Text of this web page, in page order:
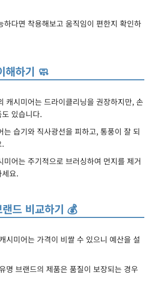
하다면 착용해보고 움직임이 편한지 확인하
해하기 🧼
캐시미어는 드라이클리닝을 권장하지만, 손
있습니다.
는 습기와 직사광선을 피하고, 통풍이 잘 되
.
미어는 주기적으로 브러싱하여 먼지를 제거
요.
드 비교하기 💰
시미어는 가격이 비쌀 수 있으니 예산을 설
명 브랜드의 제품은 품질이 보장되는 경우